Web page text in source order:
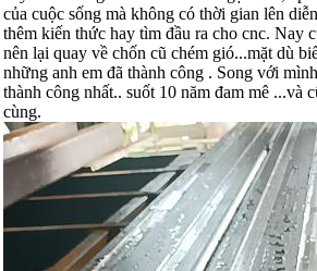
của cuộc sống mà không có thời gian lên
thêm kiến thức hay tìm đầu ra cho cnc. Nay
nên lại quay về chốn cũ chém gió...mặt dù
những anh em đã thành công . Song với
thành công nhất.. suốt 10 năm đam mê ...và
cùng.